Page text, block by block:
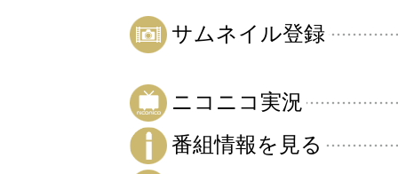
サムネイル登録
ニコニコ実況
番組情報を見る